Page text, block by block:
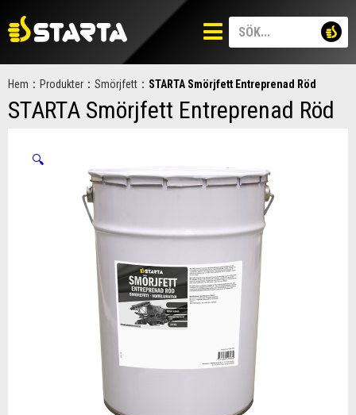
Hem : Produkter : Smörjfett : STARTA Smörjfett Entreprenad Röd
STARTA Smörjfett Entreprenad Röd
🔍